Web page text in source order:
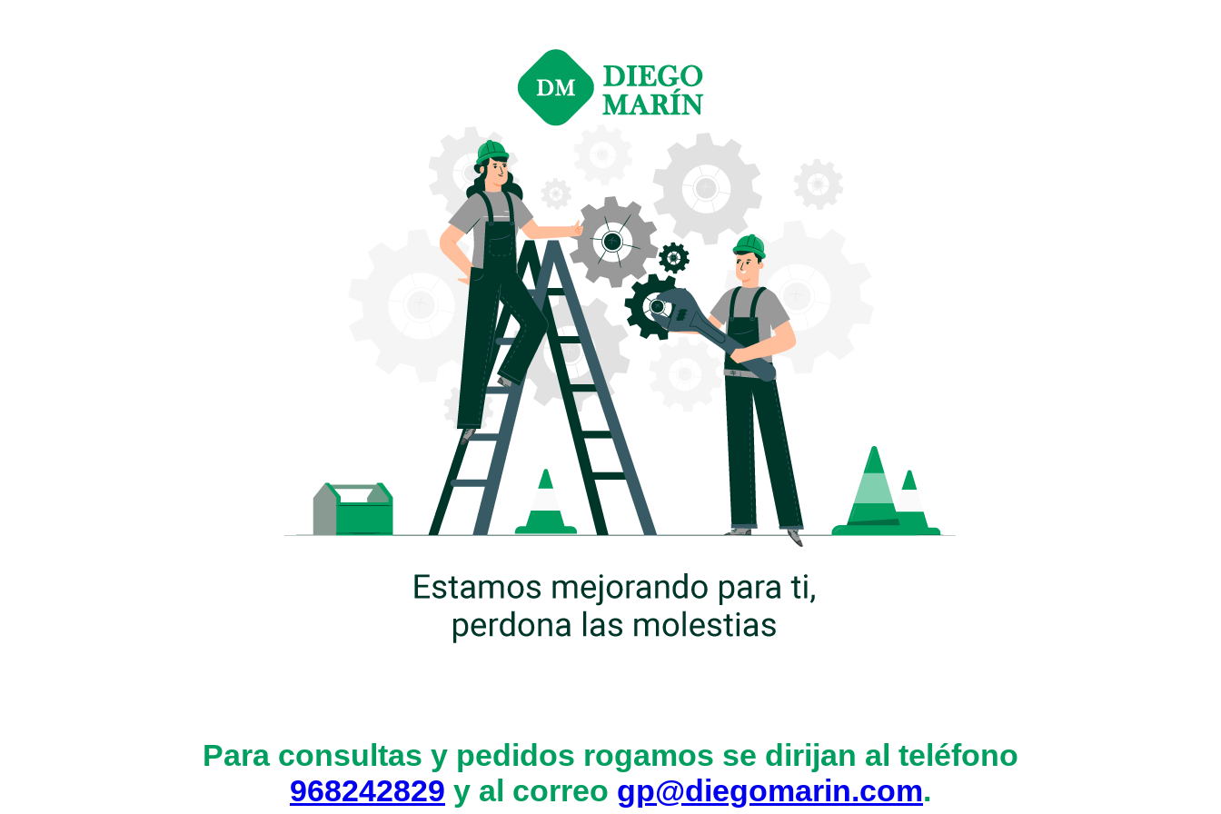
Para consultas y pedidos rogamos se dirijan al teléfono
968242829 y al correo gp@diegomarin.com.